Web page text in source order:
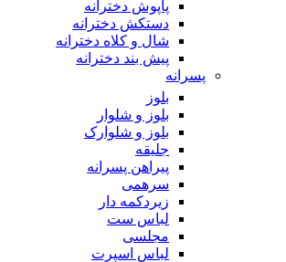
پاپوش دخترانه
دستکش دخترانه
شال و کلاه دخترانه
پیش بند دخترانه
پسرانه
بلوز
بلوز و شلوار
بلوز و شلوارک
جلیقه
پیراهن پسرانه
سرهمی
زیردکمه دار
لباس ست
مجلسی
لباس اسپرت